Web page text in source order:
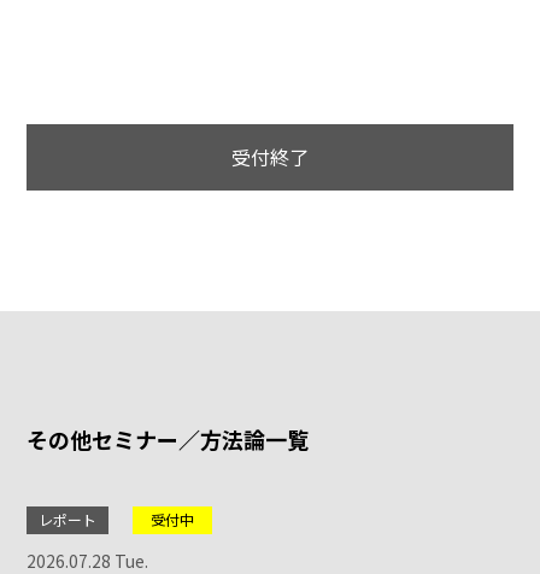
受付終了
その他セミナー／方法論一覧
レポート 受付中
2026.07.28 Tue.